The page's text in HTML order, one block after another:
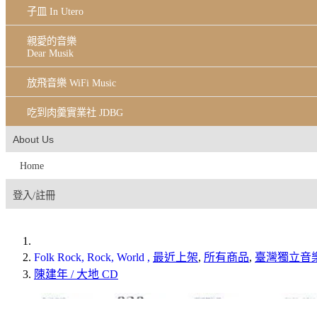
子皿 In Utero
親愛的音樂
Dear Musik
放飛音樂 WiFi Music
吃到肉羹實業社 JDBG
About Us
Home
登入/註冊
Folk Rock, Rock, World , 最近上架, 所有商品, 臺灣獨立音
陳建年 / 大地 CD